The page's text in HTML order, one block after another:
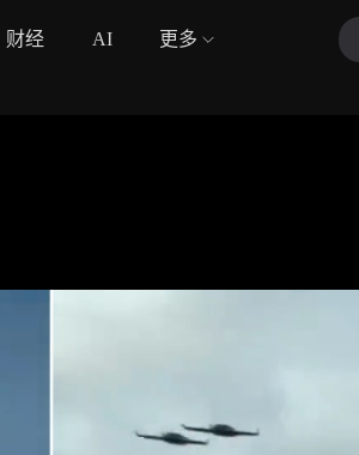
财经 AI 更多